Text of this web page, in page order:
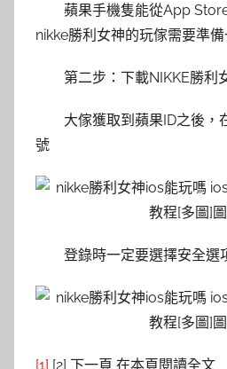
蘋果手機隻能從App
nikke勝利女神的玩傢需要準
第二步：下載NIKKE勝利
大傢獲取到蘋果ID之後
號
登錄時一定要選擇安全選
[1] [2] 下一頁 在本頁閱讀全文